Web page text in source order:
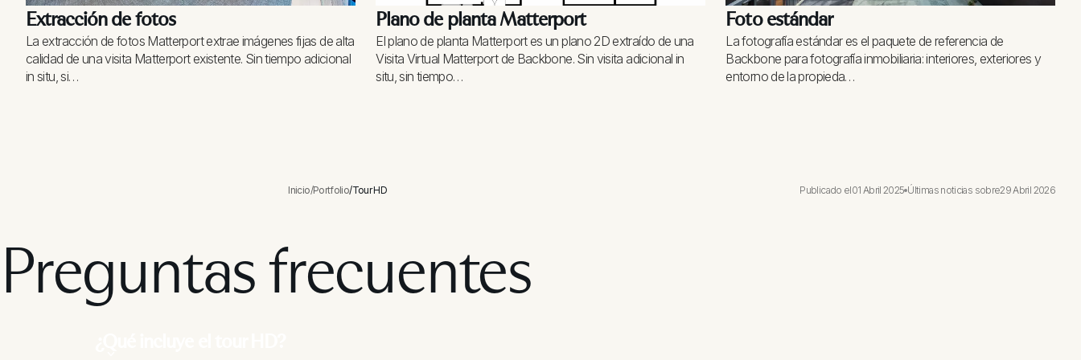
Extracción de fotos
La extracción de fotos Matterport extrae imágenes fijas de alta
calidad de una visita Matterport existente. Sin tiempo adicional
in situ, si…
Plano de planta Matterport
El plano de planta Matterport es un plano 2D extraído de una
Visita Virtual Matterport de Backbone. Sin visita adicional in
situ, sin tiempo…
Foto estándar
La fotografía estándar es el paquete de referencia de
Backbone para fotografía inmobiliaria: interiores, exteriores y
entorno de la propieda…
Inicio/Portfolio/Tour HD Publicado el01 Abril 2025 Últimas noticias sobre29 Abril 2026
Preguntas frecuentes